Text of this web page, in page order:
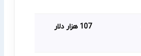
107 هزار دلار